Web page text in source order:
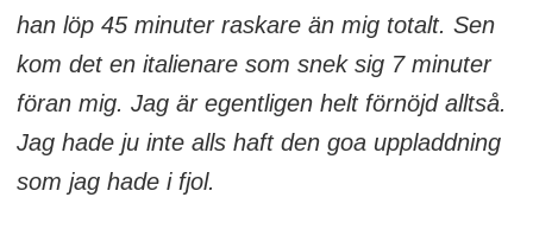
han löp 45 minuter raskare än mig totalt. Sen
kom det en italienare som snek sig 7 minuter
föran mig. Jag är egentligen helt förnöjd alltså.
Jag hade ju inte alls haft den goa uppladdning
som jag hade i fjol.